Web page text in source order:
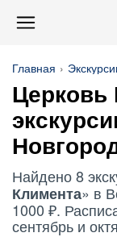
Главная
Церковь
Найдено 8
Климента» в
1000 ₽.
сентябрь и